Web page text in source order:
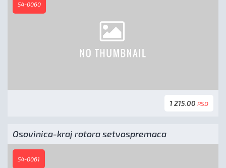
54-0060
1 215.00 RSD
Osovinica-kraj rotora setvospremaca
54-0061